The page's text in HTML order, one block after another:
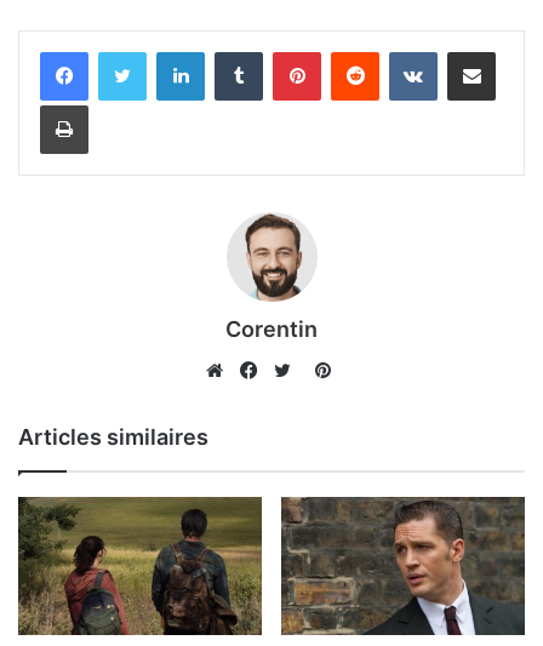
LinkedinTumblr PinterestReddit VKontaktePartager par email
Imprimer
Corentin
Pinterest
Articles similaires